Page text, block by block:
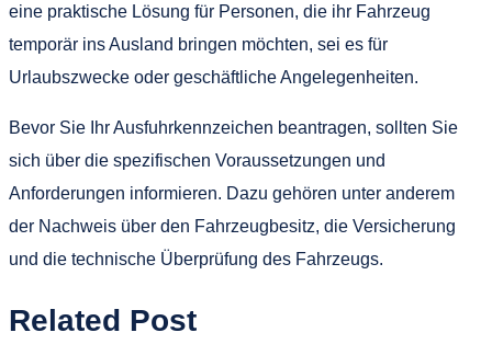
eine praktische Lösung für Personen, die ihr Fahrzeug
temporär ins Ausland bringen möchten, sei es für
Urlaubszwecke oder geschäftliche Angelegenheiten.
Bevor Sie Ihr Ausfuhrkennzeichen beantragen, sollten Sie
sich über die spezifischen Voraussetzungen und
Anforderungen informieren. Dazu gehören unter anderem
der Nachweis über den Fahrzeugbesitz, die Versicherung
und die technische Überprüfung des Fahrzeugs.
Related Post